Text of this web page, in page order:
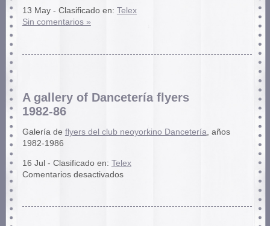
13 May - Clasificado en: Telex
Sin comentarios »
A gallery of Dancetería flyers
1982-86
Galería de flyers del club neoyorkino Dancetería, años
1982-1986
16 Jul - Clasificado en: Telex
Comentarios desactivadosen
of